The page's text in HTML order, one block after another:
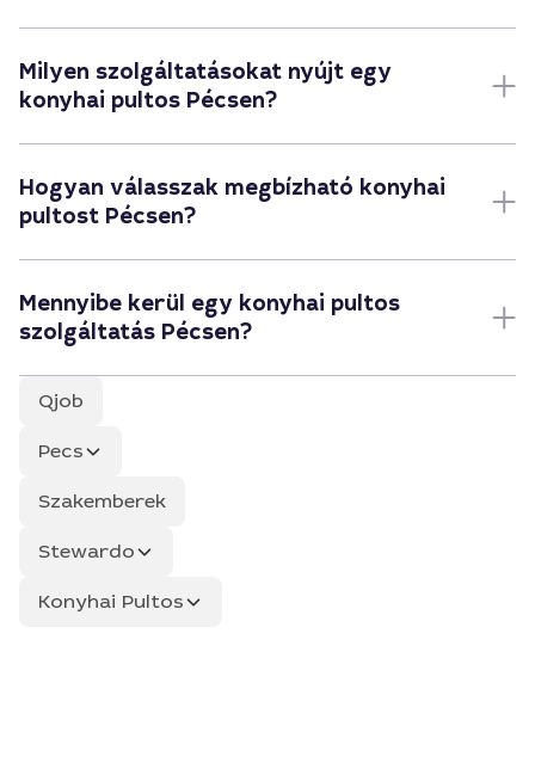
Milyen szolgáltatásokat nyújt egy
konyhai pultos Pécsen?
Hogyan válasszak megbízható konyhai
pultost Pécsen?
Mennyibe kerül egy konyhai pultos
szolgáltatás Pécsen?
Qjob
Pecs
Szakemberek
Stewardo
Konyhai Pultos